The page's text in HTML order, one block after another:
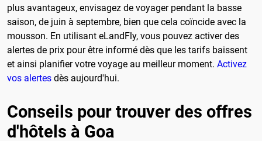
plus avantageux, envisagez de voyager pendant la basse
saison, de juin à septembre, bien que cela coïncide avec la
mousson. En utilisant eLandFly, vous pouvez activer des
alertes de prix pour être informé dès que les tarifs baissent
et ainsi planifier votre voyage au meilleur moment. Activez
vos alertes dès aujourd'hui.
Conseils pour trouver des offres
d'hôtels à Goa